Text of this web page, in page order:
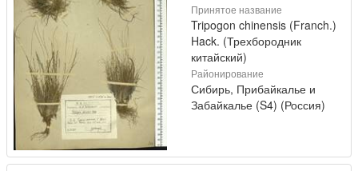
Принятое название
Tripogon chinensis (Franch.)
Hack. (Трехбородник
китайский)
Районирование
Сибирь, Прибайкалье и
Забайкалье (S4) (Россия)